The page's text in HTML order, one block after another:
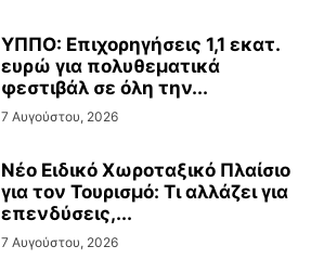
ΥΠΠΟ: Επιχορηγήσεις 1,1 εκατ.
ευρώ για πολυθεματικά
φεστιβάλ σε όλη την...
7 Αυγούστου, 2026
Νέο Ειδικό Χωροταξικό Πλαίσιο
για τον Τουρισμό: Τι αλλάζει για
επενδύσεις,...
7 Αυγούστου, 2026